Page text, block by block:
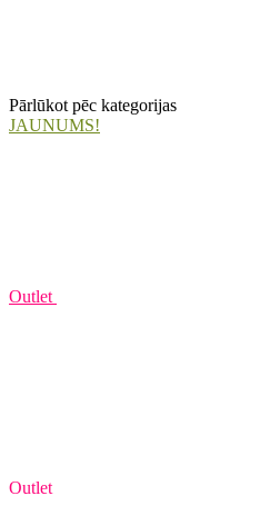
Pārlūkot pēc kategorijas
JAUNUMS!
Outlet
Outlet